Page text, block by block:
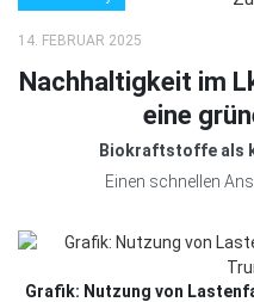
14. FEBRUAR 2025
Nachhaltigkeit im
eine
Biokraftstoffe als
Einen schnellen
Grafik: Nutzung von